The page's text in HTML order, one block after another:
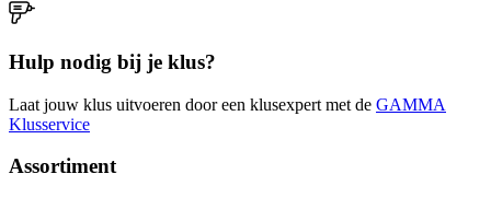
Hulp nodig bij je klus?
Laat jouw klus uitvoeren door een klusexpert met de GAMMA
Klusservice
Assortiment